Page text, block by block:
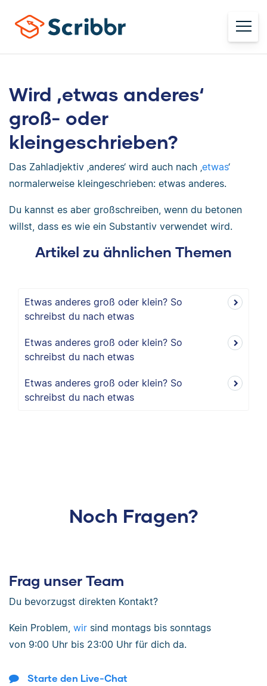
Wird ‚etwas anderes‘
groß- oder
kleingeschrieben?
Das Zahladjektiv ‚anderes‘ wird auch nach ‚etwas‘
normalerweise kleingeschrieben: etwas anderes.
Du kannst es aber großschreiben, wenn du betonen
willst, dass es wie ein Substantiv verwendet wird.
Artikel zu ähnlichen Themen
Etwas anderes groß oder klein? So
schreibst du nach etwas
Etwas anderes groß oder klein? So
schreibst du nach etwas
Etwas anderes groß oder klein? So
schreibst du nach etwas
Noch Fragen?
Frag unser Team
Du bevorzugst direkten Kontakt?
Kein Problem, wir sind montags bis sonntags
von 9:00 Uhr bis 23:00 Uhr für dich da.
Starte den Live-Chat